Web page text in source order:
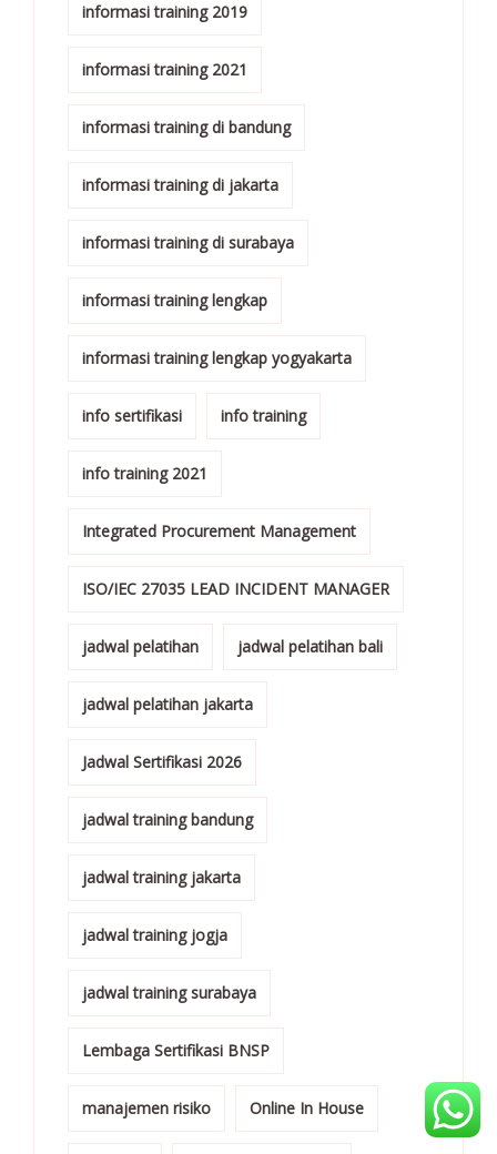
informasi training 2019
informasi training 2021
informasi training di bandung
informasi training di jakarta
informasi training di surabaya
informasi training lengkap
informasi training lengkap yogyakarta
info sertifikasi info training
info training 2021
Integrated Procurement Management
ISO/IEC 27035 LEAD INCIDENT MANAGER
jadwal pelatihan jadwal pelatihan bali
jadwal pelatihan jakarta
Jadwal Sertifikasi 2026
jadwal training bandung
jadwal training jakarta
jadwal training jogja
jadwal training surabaya
Lembaga Sertifikasi BNSP
manajemen risiko Online In House